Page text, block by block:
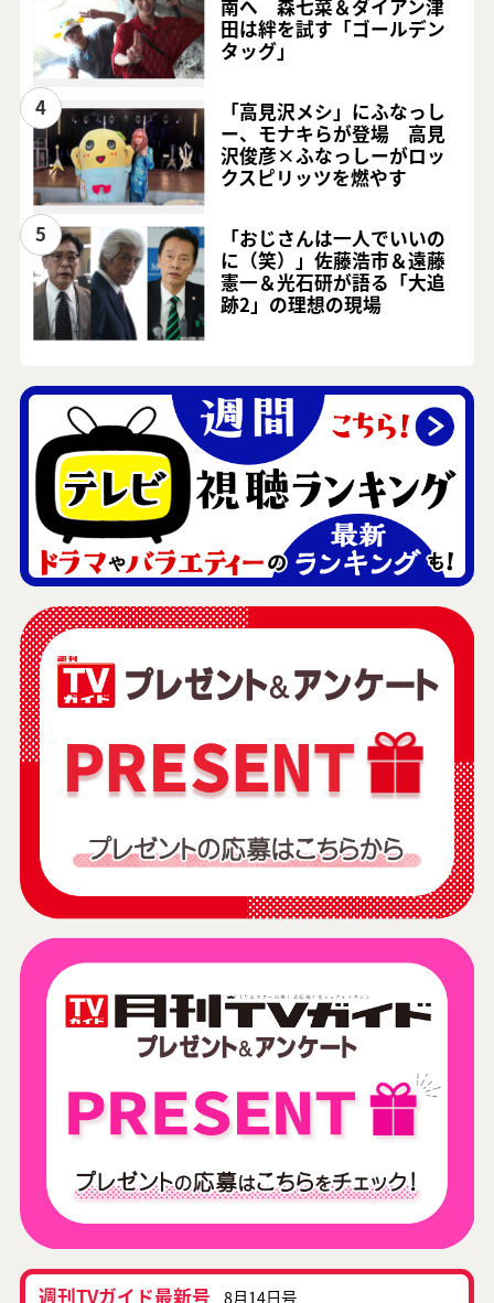
南へ 森七菜＆ダイアン津
田は絆を試す「ゴールデン
タッグ」
4
「高見沢メシ」にふなっし
ー、モナキらが登場 高見
沢俊彦×ふなっしーがロッ
クスピリッツを燃やす
5
「おじさんは一人でいいの
に（笑）」佐藤浩市＆遠藤
憲一＆光石研が語る「大追
跡2」の理想の現場
週刊TVガイド最新号 8月14日号